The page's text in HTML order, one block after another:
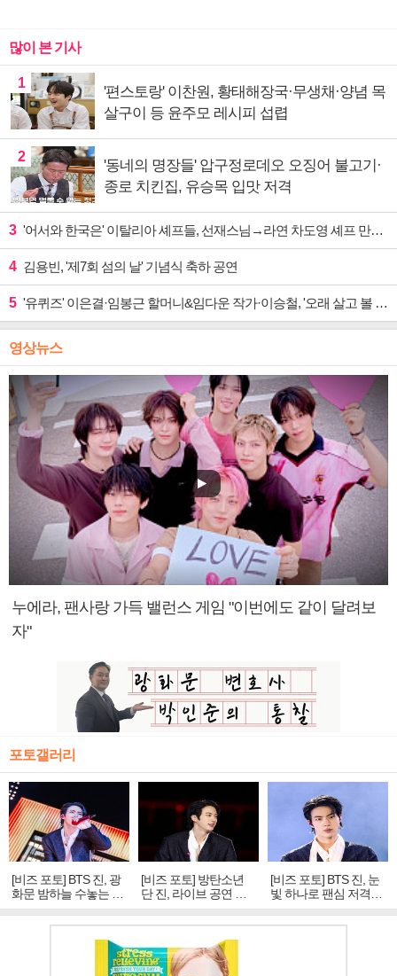
많이 본 기사
1
'편스토랑' 이찬원, 황태해장국·무생채·양념 목
살구이 등 윤주모 레시피 섭렵
2
'동네의 명장들' 압구정로데오 오징어 불고기·
종로 치킨집, 유승목 입맛 저격
3 '어서와 한국은' 이탈리아 셰프들, 선재스님→라연 차도영 셰프 만난다
4 김용빈, '제7회 섬의 날' 기념식 축하 공연
5 '유퀴즈' 이은결·임봉근 할머니&임다운 작가·이승철, '오래 살고 볼 일' 특집 출격
영상뉴스
누에라, 팬사랑 가득 밸런스 게임 "이번에도 같이 달려보
자"
포토갤러리
[비즈 포토] BTS 진, 광
화문 밤하늘 수놓는 '비
주얼 킹'의 열창
[비즈 포토] 방탄소년
단 진, 라이브 공연 중
빛나는 독보적 아우라
[비즈 포토] BTS 진, 눈
빛 하나로 팬심 저격…
독보적 카리스마